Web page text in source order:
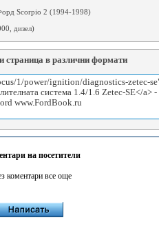
Scorpio 2 (1994-1998)
дизел)
страница в различни формати
на посетители
коментари все още